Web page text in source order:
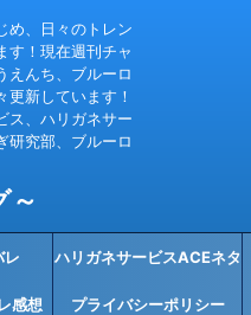
め、日々のトレン
す！現在週刊チャ
えんち、ブルーロ
更新しています！
ス、ハリガネサー
研究部、ブルーロ
～
レ ハリガネサービスACEネタ
バレ感想
感想 プライバシーポリシー